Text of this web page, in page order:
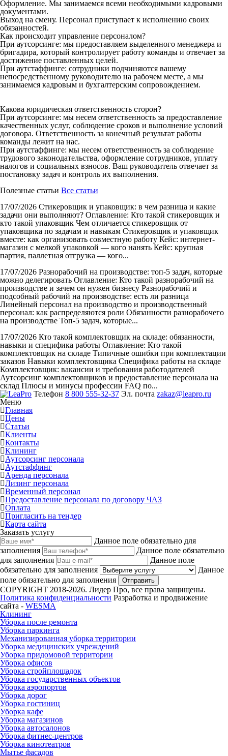
Оформление. Мы занимаемся всеми необходимыми кадровыми
документами.
Выход на смену. Персонал приступает к исполнению своих
обязанностей.
Как происходит управление персоналом?
При аутсорсинге: мы предоставляем выделенного менеджера и
бригадира, который контролирует работу команды и отвечает за
достижение поставленных целей.
При аутстаффинге: сотрудники подчиняются вашему
непосредственному руководителю на рабочем месте, а мы
занимаемся кадровым и бухгалтерским сопровождением.
Какова юридическая ответственность сторон?
При аутсорсинге: мы несем ответственность за предоставление
качественных услуг, соблюдение сроков и выполнение условий
договора. Ответственность за конечный результат работы
команды лежит на нас.
При аутстаффинге: мы несем ответственность за соблюдение
трудового законодательства, оформление сотрудников, уплату
налогов и социальных взносов. Ваш руководитель отвечает за
постановку задач и контроль их выполнения.
Полезные статьи Все статьи
17/07/2026 Стикеровщик и упаковщик: в чем разница и какие
задачи они выполняют? Оглавление: Кто такой стикеровщик и
кто такой упаковщик Чем отличается стикеровщик от
упаковщика по задачам и навыкам Стикеровщик и упаковщик
вместе: как организовать совместную работу Кейс: интернет-
магазин с мелкой упаковкой — кого нанять Кейс: крупная
партия, паллетная отгрузка — кого...
17/07/2026 Разнорабочий на производстве: топ-5 задач, которые
можно делегировать Оглавление: Кто такой разнорабочий на
производстве и зачем он нужен бизнесу Разнорабочий и
подсобный рабочий на производстве: есть ли разница
Линейный персонал на производство и производственный
персонал: как распределяются роли Обязанности разнорабочего
на производстве Топ-5 задач, которые...
17/07/2026 Кто такой комплектовщик на складе: обязанности,
навыки и специфика работы Оглавление: Кто такой
комплектовщик на складе Типичные ошибки при комплектации
заказов Навыки комплектовщика Специфика работы на складе
Комплектовщик: вакансии и требования работодателей
Аутсорсинг комплектовщиков и предоставление персонала на
склад Плюсы и минусы профессии FAQ по...
Телефон 8 800 555-32-37 Эл. почта zakaz@leapro.ru
Меню
Главная
Цены
Статьи
Клиенты
Контакты
Клининг
Аутсорсинг персонала
Аутстаффинг
Аренда персонала
Лизинг персонала
Временный персонал
Предоставление персонала по договору ЧАЗ
Оплата
Пригласить на тендер
Карта сайта
Заказать услугу
Данное поле обязательно для
заполнения
Данное поле обязательно
для заполнения
Данное поле
обязательно для заполнения
Данное
поле обязательно для заполнения
Отправить
COPYRIGHT 2018-2026. Лидер Про, все права защищены.
Политика конфиденциальности Разработка и продвижение
сайта - WESMA
Клининг
Уборка после ремонта
Уборка паркинга
Механизированная уборка территории
Уборка медицинских учреждений
Уборка придомовой территории
Уборка офисов
Уборка стройплощадок
Уборка государственных объектов
Уборка аэропортов
Уборка дорог
Уборка гостиниц
Уборка кафе
Уборка магазинов
Уборка автосалонов
Уборка фитнес-центров
Уборка кинотеатров
Мытье фасадов